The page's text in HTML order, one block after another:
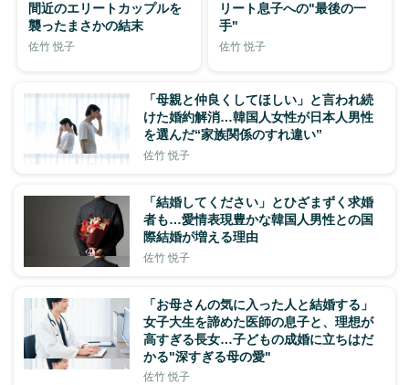
間近のエリートカップルを
襲ったまさかの結末
佐竹 悦子
リート息子への"最後の一
手"
佐竹 悦子
「母親と仲良くしてほしい」と言われ続
けた婚約解消…韓国人女性が日本人男性
を選んだ“家族関係のすれ違い”
佐竹 悦子
「結婚してください」とひざまずく求婚
者も…愛情表現豊かな韓国人男性との国
際結婚が増える理由
佐竹 悦子
「お母さんの気に入った人と結婚する」
女子大生を諦めた医師の息子と、理想が
高すぎる長女…子どもの成婚に立ちはだ
かる"深すぎる母の愛"
佐竹 悦子